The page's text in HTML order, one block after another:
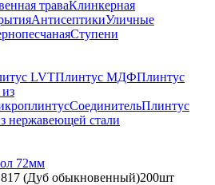
траваКлинкерная
АнтисептикиУличные
Ступени
LVTПлинтус МДФПлинтус
СоединительПлинтус
нержавеющей стали
72мм
(Дуб обыкновенный)200шт